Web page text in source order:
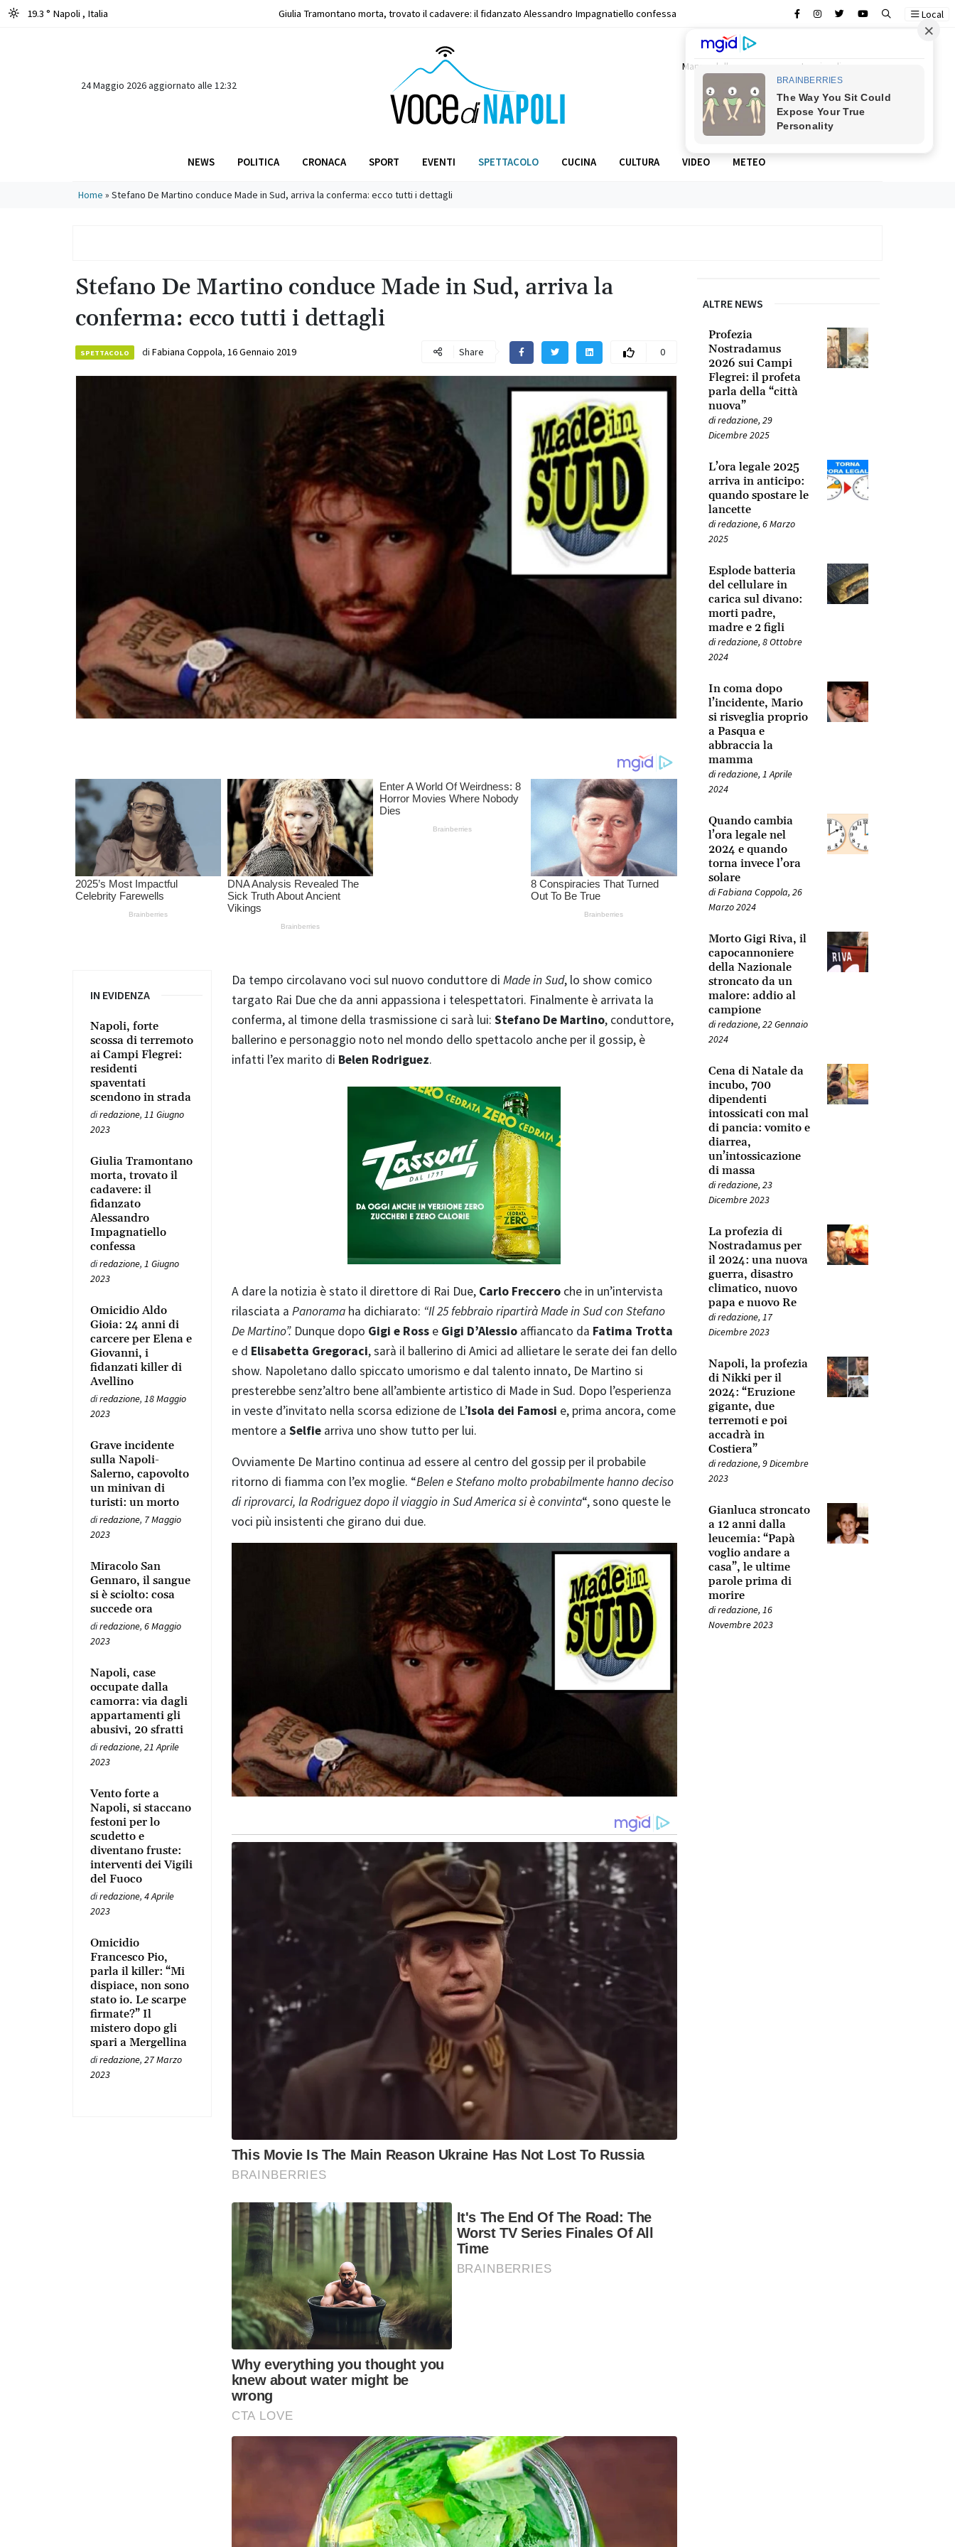
19.3 ° Napoli , Italia Napoli, forte scossa di terremoto ai Campi Flegrei: residenti spaventati scendono in strada
Giulia Tramontano morta, trovato il cadavere: il fidanzato Alessandro Impagnatiello confessa
Giovane ucraino affetto da grave neoplasia al rene e fegato salvato al Pascale Local
24 Maggio 2026 aggiornato alle 12:32
Mappa della camorra In prima linea
Food stories
NEWS POLITICA CRONACA SPORT EVENTI SPETTACOLO CUCINA CULTURA VIDEO METEO
Home » Stefano De Martino conduce Made in Sud, arriva la conferma: ecco tutti i dettagli
Stefano De Martino conduce Made in Sud, arriva la
conferma: ecco tutti i dettagli
SPETTACOLO di Fabiana Coppola, 16 Gennaio 2019 Share 0
IN EVIDENZA
Napoli, forte
scossa di terremoto
ai Campi Flegrei:
residenti
spaventati
scendono in strada
diredazione, 11 Giugno
2023
Giulia Tramontano
morta, trovato il
cadavere: il
fidanzato
Alessandro
Impagnatiello
confessa
diredazione, 1 Giugno
2023
Omicidio Aldo
Gioia: 24 anni di
carcere per Elena e
Giovanni, i
fidanzati killer di
Avellino
diredazione, 18 Maggio
2023
Grave incidente
sulla Napoli-
Salerno, capovolto
un minivan di
turisti: un morto
diredazione, 7 Maggio
2023
Miracolo San
Gennaro, il sangue
si è sciolto: cosa
succede ora
diredazione, 6 Maggio
2023
Napoli, case
occupate dalla
camorra: via dagli
appartamenti gli
abusivi, 20 sfratti
diredazione, 21 Aprile
2023
Vento forte a
Napoli, si staccano
festoni per lo
scudetto e
diventano fruste:
interventi dei Vigili
del Fuoco
diredazione, 4 Aprile
2023
Omicidio
Francesco Pio,
parla il killer: “Mi
dispiace, non sono
stato io. Le scarpe
firmate?” Il
mistero dopo gli
spari a Mergellina
diredazione, 27 Marzo
2023
Da tempo circolavano voci sul nuovo conduttore di Made in Sud, lo show comico
targato Rai Due che da anni appassiona i telespettatori. Finalmente è arrivata la
conferma, al timone della trasmissione ci sarà lui: Stefano De Martino, conduttore,
ballerino e personaggio noto nel mondo dello spettacolo anche per il gossip, è
infatti l’ex marito di Belen Rodriguez.
A dare la notizia è stato il direttore di Rai Due, Carlo Frecceroche in un’intervista
rilasciata a Panoramaha dichiarato: “Il 25 febbraio ripartirà Made in Sud con Stefano
De Martino”. Dunque dopo Gigi e Rosse Gigi D’Alessioaffiancato da Fatima Trotta
e d Elisabetta Gregoraci, sarà il ballerino di Amici ad allietare le serate dei fan dello
show. Napoletano dallo spiccato umorismo e dal talento innato, De Martino si
presterebbe senz’altro bene all’ambiente artistico di Made in Sud. Dopo l’esperienza
in veste d’invitato nella scorsa edizione de L’Isola dei Famosi e, prima ancora, come
mentore a Selfiearriva uno show tutto per lui.
Ovviamente De Martino continua ad essere al centro del gossip per il probabile
ritorno di fiamma con l’ex moglie. “Belen e Stefano molto probabilmente hanno deciso
di riprovarci, la Rodriguez dopo il viaggio in Sud America si è convinta“, sono queste le
voci più insistenti che girano dui due.
ALTRE NEWS
Profezia
Nostradamus
2026 sui Campi
Flegrei: il profeta
parla della “città
nuova”
diredazione, 29
Dicembre 2025
L’ora legale 2025
arriva in anticipo:
quando spostare le
lancette
diredazione, 6 Marzo
2025
Esplode batteria
del cellulare in
carica sul divano:
morti padre,
madre e 2 figli
diredazione, 8 Ottobre
2024
In coma dopo
l’incidente, Mario
si risveglia proprio
a Pasqua e
abbraccia la
mamma
diredazione, 1 Aprile
2024
Quando cambia
l’ora legale nel
2024 e quando
torna invece l’ora
solare
diFabiana Coppola, 26
Marzo 2024
Morto Gigi Riva, il
capocannoniere
della Nazionale
stroncato da un
malore: addio al
campione
diredazione, 22 Gennaio
2024
Cena di Natale da
incubo, 700
dipendenti
intossicati con mal
di pancia: vomito e
diarrea,
un’intossicazione
di massa
diredazione, 23
Dicembre 2023
La profezia di
Nostradamus per
il 2024: una nuova
guerra, disastro
climatico, nuovo
papa e nuovo Re
diredazione, 17
Dicembre 2023
Napoli, la profezia
di Nikki per il
2024: “Eruzione
gigante, due
terremoti e poi
accadrà in
Costiera”
diredazione, 9 Dicembre
2023
Gianluca stroncato
a 12 anni dalla
leucemia: “Papà
voglio andare a
casa”, le ultime
parole prima di
morire
diredazione, 16
Novembre 2023